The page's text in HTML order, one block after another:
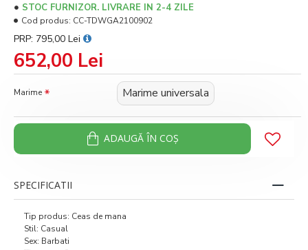
652,00 Lei
PRP: 795,00 Lei
STOC FURNIZOR. LIVRARE IN 2-4 ZILE
Cod produs: CC-TDWGA2100902
Marime Marime universala
ADAUGĂ ÎN COŞ
SPECIFICATII
Tip produs: Ceas de mana
Stil: Casual
Sex: Barbati